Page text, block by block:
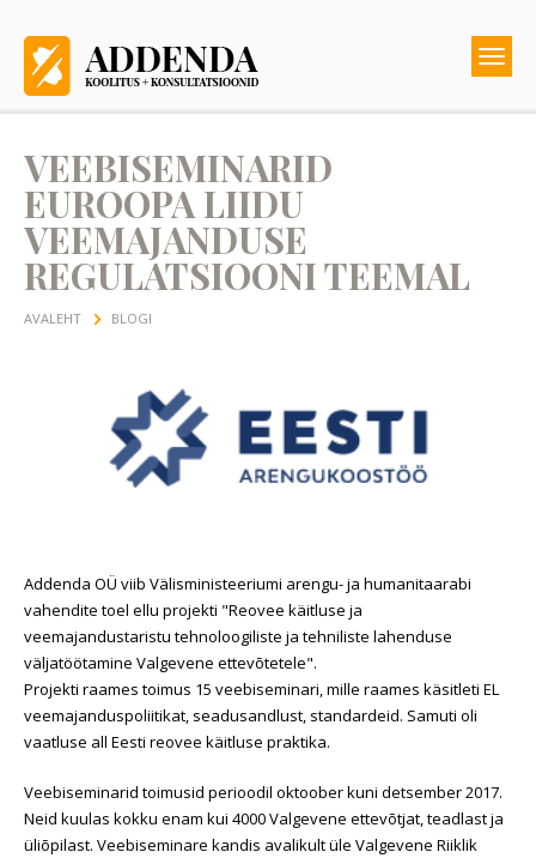
VEEBISEMINARID
EUROOPA LIIDU
VEEMAJANDUSE
REGULATSIOONI TEEMAL
AVALEHT BLOGI
Addenda OÜ viib Välisministeeriumi arengu- ja humanitaarabi
vahendite toel ellu projekti "Reovee käitluse ja
veemajandustaristu tehnoloogiliste ja tehniliste lahenduse
väljatöötamine Valgevene ettevõtetele".
Projekti raames toimus 15 veebiseminari, mille raames käsitleti EL
veemajanduspoliitikat, seadusandlust, standardeid. Samuti oli
vaatluse all Eesti reovee käitluse praktika.
Veebiseminarid toimusid perioodil oktoober kuni detsember 2017.
Neid kuulas kokku enam kui 4000 Valgevene ettevõtjat, teadlast ja
üliõpilast. Veebiseminare kandis avalikult üle Valgevene Riiklik